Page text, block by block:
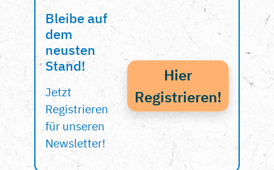
Bleibe auf
dem
neusten
Stand!
Jetzt
Registrieren
für unseren
Newsletter!
Hier
Registrieren!